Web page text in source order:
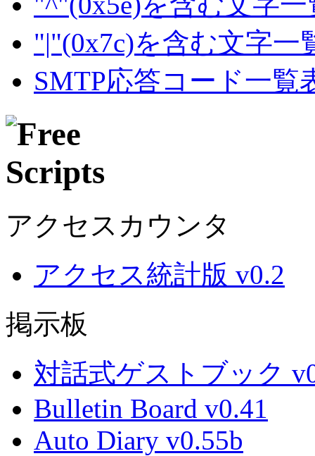
"|"(0x7c)を含む文字一
SMTP応答コード一覧
アクセスカウンタ
アクセス統計版 v0.2
掲示板
対話式ゲストブック
Bulletin Board v0.41
Auto Diary v0.55b